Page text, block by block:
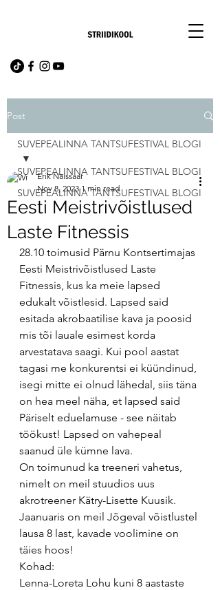
Post
SUVEPEALINNA TANTSUFESTIVAL BLOGI
SUVEPEALINNA TANTSUFESTIVAL BLOGI
SUVEPEALINNA TANTSUFESTIVAL BLOGI
Eesti Meistrivõistlused
Laste Fitnessis
Erik Naissaar
Nov 8, 2023 1 min read
28.10 toimusid Pärnu Kontsertimajas
Eesti Meistrivõistlused Laste
Fitnessis, kus ka meie lapsed
edukalt võistlesid. Lapsed said
esitada akrobaatilise kava ja poosid
mis tõi lauale esimest korda
arvestatava saagi. Kui pool aastat
tagasi me konkurentsi ei küündinud,
isegi mitte ei olnud lähedal, siis täna
on hea meel näha, et lapsed said
Päriselt eduelamuse - see näitab
töökust! Lapsed on vahepeal
saanud üle kümne lava.
On toimunud ka treeneri vahetus,
nimelt on meil stuudios uus
akrotreener Kätry-Lisette Kuusik.
Jaanuaris on meil Jõgeval võistlustel
lausa 8 last, kavade voolimine on
täies hoos!
Kohad:
Lenna-Loreta Lohu kuni 8 aastaste